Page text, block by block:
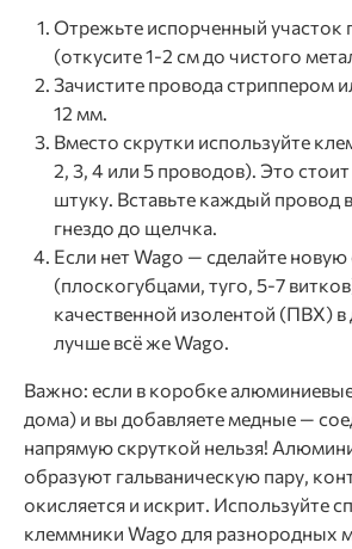
Отрежьте испорченный участок
(откусите 1-2 см до чистого
Зачистите провода стриппером
12 мм.
Вместо скрутки используйте
2, 3, 4 или 5 проводов). Это
штуку. Вставьте каждый провод
гнездо до щелчка.
Если нет Wago — сделайте новую
(плоскогубцами, туго, 5-7
качественной изолентой (ПВХ) в
лучше всё же Wago.
Важно: если в коробке
дома) и вы добавляете медные —
напрямую скруткой нельзя!
образуют гальваническую пару,
окисляется и искрит. Используйте
клеммники Wago для разнородных